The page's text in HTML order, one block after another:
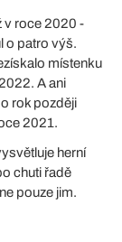
v roce 2020 -
o patro výš.
místenku
A ani
rok později
2021.
herní
chuti řadě
pouze jim.